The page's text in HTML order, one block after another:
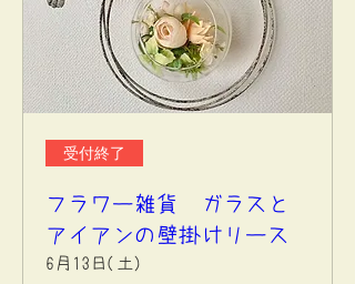
受付終了
フラワー雑貨 ガラスと
アイアンの壁掛けリース
6月13日(土)